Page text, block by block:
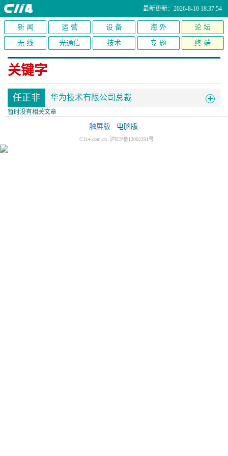
最新更新：2026-8-10 18:37:54
新 闻 运 营 设 备 海 外 论 坛
无 线 光通信 技术 专 题 终 端
关键字
任正非 华为技术有限公司总裁
暂时没有相关文章
触屏版 电脑版
C114.com.cn 沪ICP备12002291号